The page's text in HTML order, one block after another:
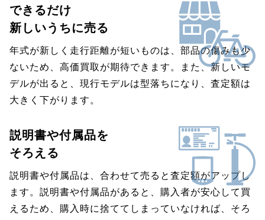
できるだけ
新しいうちに売る
年式が新しく走行距離が短いものは、部品の傷みも少
ないため、高価買取が期待できます。また、新しいモ
デルが出ると、現行モデルは型落ちになり、査定額は
大きく下がります。
説明書や付属品を
そろえる
説明書や付属品は、合わせて売ると査定額がアップし
ます。説明書や付属品があると、購入者が安心して買
えるため、購入時に捨ててしまっていなければ、そろ